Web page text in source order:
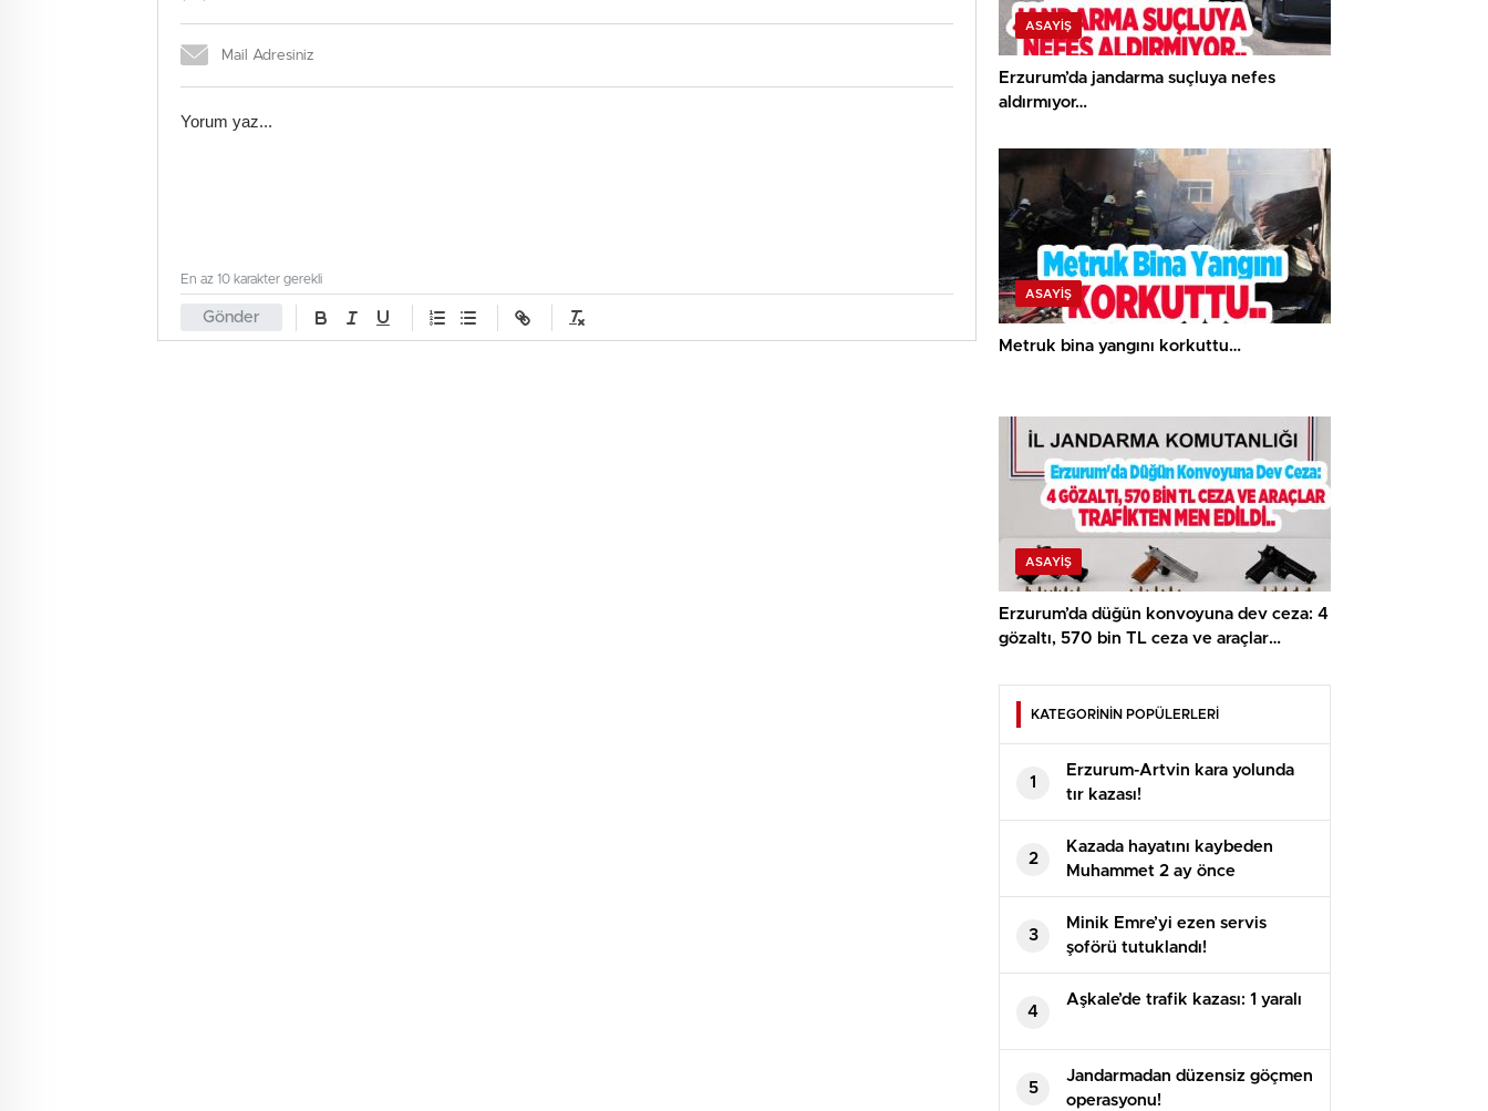
Gönder
En az 10 karakter gerekli
ASAYİŞ
Erzurum’da jandarma suçluya nefes
aldırmıyor…
ASAYİŞ
Metruk bina yangını korkuttu…
ASAYİŞ
Erzurum’da düğün konvoyuna dev ceza: 4
gözaltı, 570 bin TL ceza ve araçlar
KATEGORİNİN POPÜLERLERİ
1
Erzurum-Artvin kara yolunda
tır kazası!
2
Kazada hayatını kaybeden
Muhammet 2 ay önce
evlenmişti!
3
Minik Emre’yi ezen servis
şoförü tutuklandı!
4
Aşkale’de trafik kazası: 1 yaralı
5
Jandarmadan düzensiz göçmen
operasyonu!